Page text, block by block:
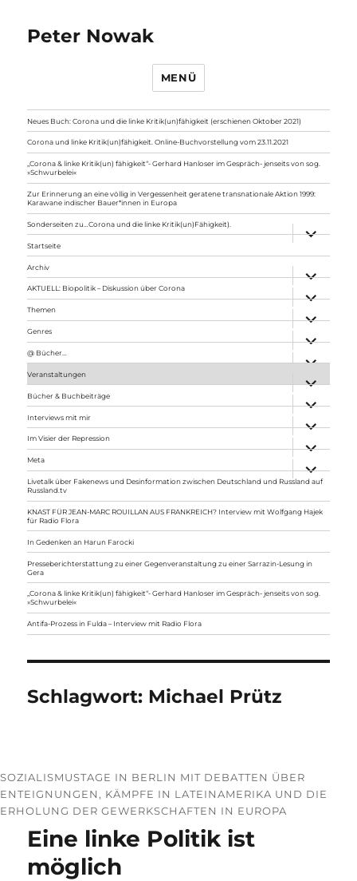
Peter Nowak
MENÜ
Neues Buch: Corona und die linke Kritik(un)fähigkeit (erschienen Oktober 2021)
Corona und linke Kritik(un)fähigkeit. Online-Buchvorstellung vom 23.11.2021
„Corona & linke Kritik(un) fähigkeit“- Gerhard Hanloser im Gespräch- jenseits von sog.
»Schwurbelei«
Zur Erinnerung an eine völlig in Vergessenheit geratene transnationale Aktion 1999:
Karawane indischer Bauer*innen in Europa
Sonderseiten zu…Corona und die linke Kritik(un)Fähigkeit).
anzeigen
Startseite
Archiv
anzeigen
AKTUELL: Biopolitik – Diskussion über Corona
anzeigen
Themen
anzeigen
Genres
anzeigen
@ Bücher…
Veranstaltungen
anzeigen
Bücher & Buchbeiträge
anzeigen
Interviews mit mir
anzeigen
Im Visier der Repression
anzeigen
Meta
anzeigen
Livetalk über Fakenews und Desinformation zwischen Deutschland und Russland auf
Russland.tv
KNAST FÜR JEAN-MARC ROUILLAN AUS FRANKREICH? Interview mit Wolfgang Hajek
für Radio Flora
In Gedenken an Harun Farocki
Presseberichterstattung zu einer Gegenveranstaltung zu einer Sarrazin-Lesung in
Gera
„Corona & linke Kritik(un) fähigkeit“- Gerhard Hanloser im Gespräch- jenseits von sog.
»Schwurbelei«
Antifa-Prozess in Fulda – Interview mit Radio Flora
Schlagwort: Michael Prütz
SOZIALISMUSTAGE IN BERLIN MIT DEBATTEN ÜBER
ENTEIGNUNGEN, KÄMPFE IN LATEINAMERIKA UND DIE
ERHOLUNG DER GEWERKSCHAFTEN IN EUROPA
Eine linke Politik ist
möglich